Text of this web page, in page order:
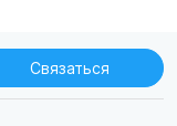
Связаться